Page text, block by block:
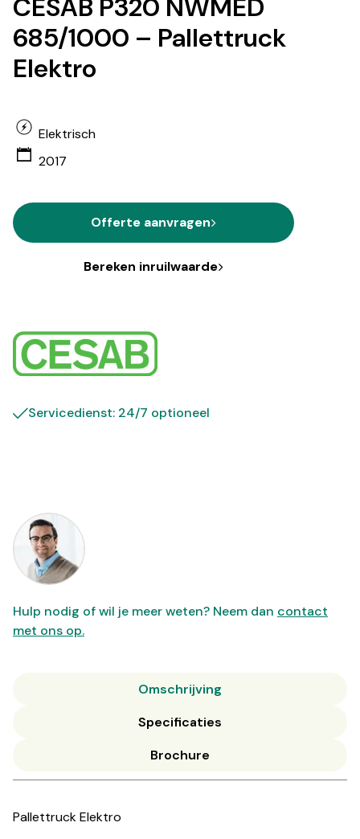
CESAB P320 NWMED
685/1000 – Pallettruck
Elektro
Elektrisch
2017
Offerte aanvragen
Bereken inruilwaarde
Servicedienst: 24/7 optioneel
Hulp nodig of wil je meer weten? Neem dan contact
met ons op.
Omschrijving
Specificaties
Brochure
Pallettruck Elektro